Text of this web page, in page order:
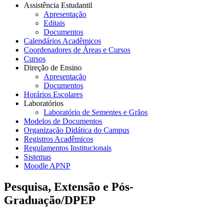
Assistência Estudantil
Apresentação
Editais
Documentos
Calendários Acadêmicos
Coordenadores de Áreas e Cursos
Cursos
Direção de Ensino
Apresentação
Documentos
Horários Escolares
Laboratórios
Laboratório de Sementes e Grãos
Modelos de Documentos
Organização Didática do Campus
Registros Acadêmicos
Regulamentos Institucionais
Sistemas
Moodle APNP
Pesquisa, Extensão e Pós-
Graduação/DPEP